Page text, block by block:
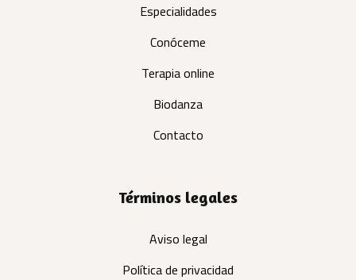
Especialidades
Conóceme
Terapia online
Biodanza
Contacto
Términos legales
Aviso legal
Política de privacidad